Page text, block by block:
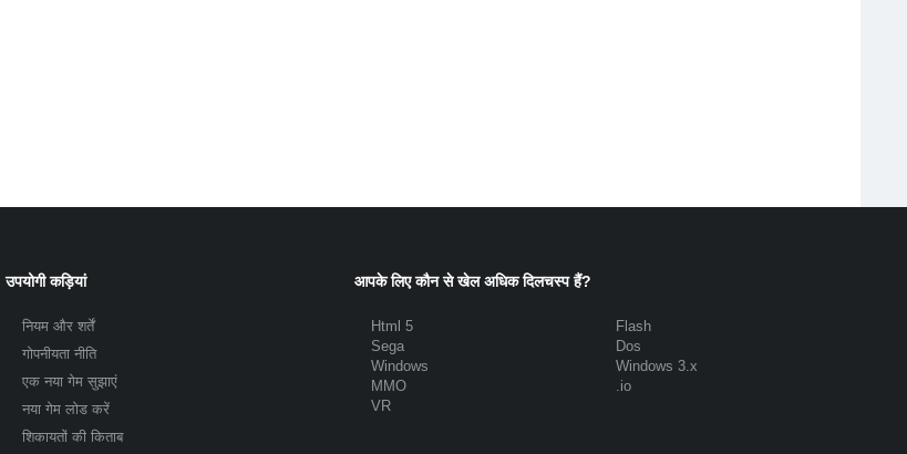
उपयोगी कड़ियां
नियम और शर्तें
गोपनीयता नीति
एक नया गेम सुझाएं
नया गेम लोड करें
शिकायतों की किताब
आपके लिए कौन से खेल अधिक दिलचस्प हैं?
Html 5
Flash
Sega
Dos
Windows
Windows 3.x
MMO
.io
VR